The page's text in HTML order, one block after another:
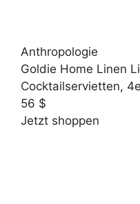
Anthropologie
Goldie Home Linen
Cocktailservietten,
56 $
Jetzt shoppen